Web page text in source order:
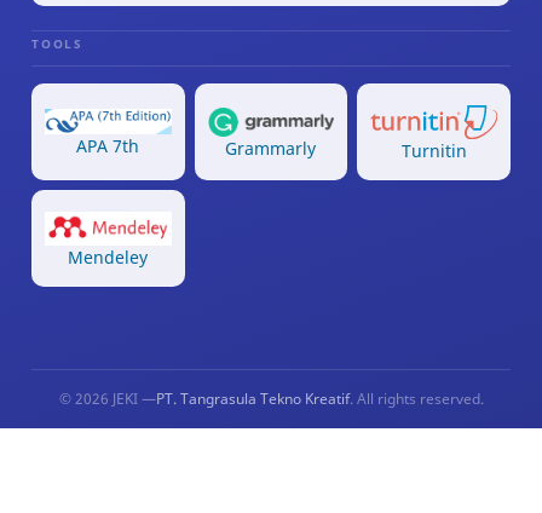
TOOLS
APA 7th Grammarly Turnitin
Mendeley
© 2026 JEKI —PT. Tangrasula Tekno Kreatif. All rights reserved.